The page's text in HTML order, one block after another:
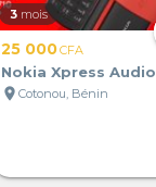
3 mois
25 000CFA
Nokia Xpress Audio
location_onCotonou, Bénin